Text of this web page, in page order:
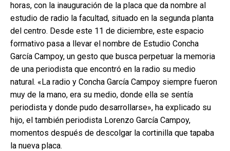
horas, con la inauguración de la placa que da nombre al
estudio de radio la facultad, situado en la segunda planta
del centro. Desde este 11 de diciembre, este espacio
formativo pasa a llevar el nombre de Estudio Concha
García Campoy, un gesto que busca perpetuar la memoria
de una periodista que encontró en la radio su medio
natural. «La radio y Concha García Campoy siempre fueron
muy de la mano, era su medio, donde ella se sentía
periodista y donde pudo desarrollarse», ha explicado su
hijo, el también periodista Lorenzo García Campoy,
momentos después de descolgar la cortinilla que tapaba
la nueva placa.